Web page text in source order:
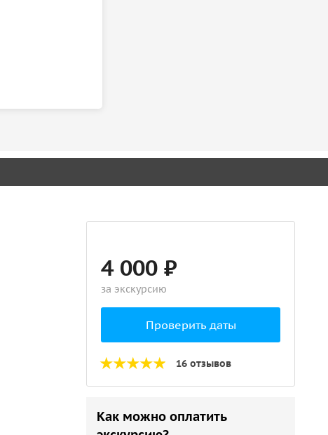
4 000 ₽
за экскурсию
Проверить даты
16 отзывов
Как можно оплатить